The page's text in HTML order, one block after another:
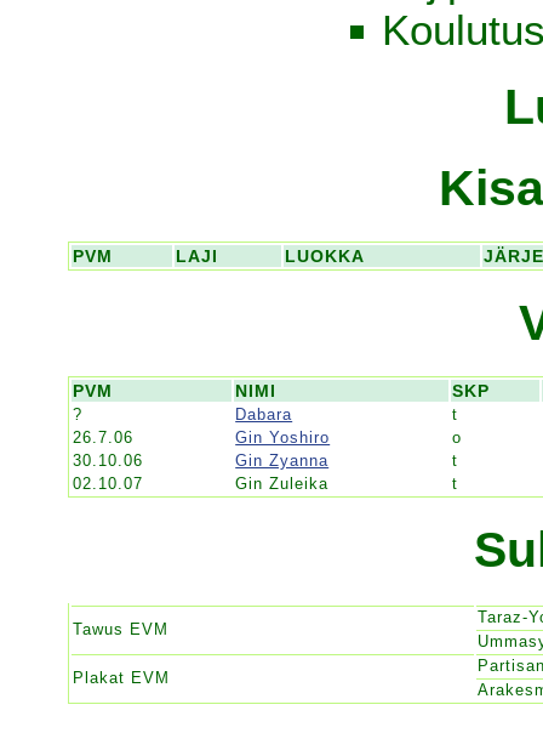
PVM LAJI LUOKKA
PVM NIMI SKP
? Dabara
t
26.7.06
Gin Yoshiro
o
30.10.06
Gin Zyanna
t
02.10.07
Gin Zuleika t
Tawus EVM
Taraz-
Plakat EVM